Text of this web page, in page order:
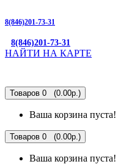
8(846)201-73-31
8(846)201-73-31
НАЙТИ НА КАРТЕ
Товаров 0 (0.00р.)
Ваша корзина пуста!
Товаров 0 (0.00р.)
Ваша корзина пуста!